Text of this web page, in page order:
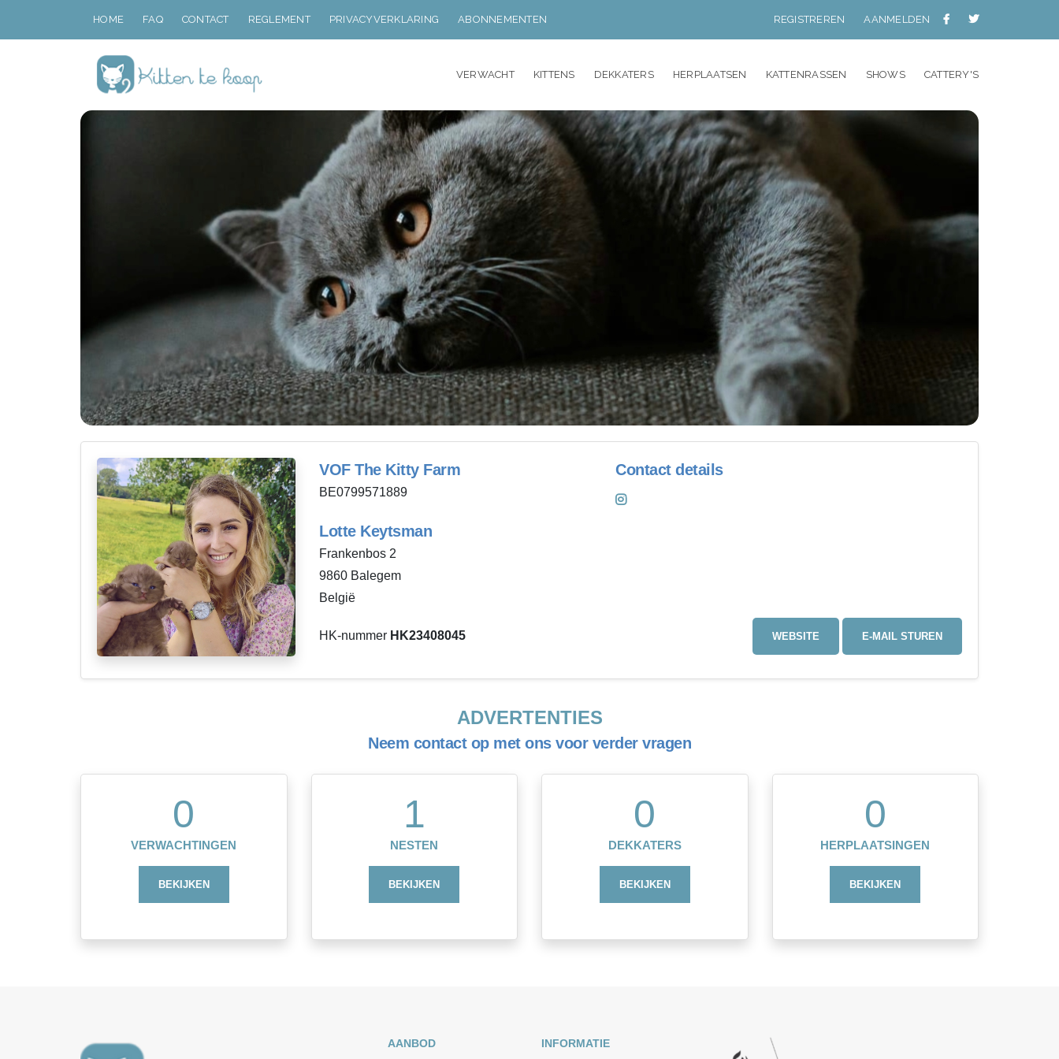
HOME FAQ CONTACT REGLEMENT PRIVACYVERKLARING ABONNEMENTEN REGISTREREN AANMELDEN
VERWACHT KITTENS DEKKATERS HERPLAATSEN KATTENRASSEN SHOWS CATTERY'S
VOF The Kitty Farm
BE0799571889
Lotte Keytsman
Frankenbos 2
9860 Balegem
België
HK-nummer HK23408045
Contact details
WEBSITE E-MAIL STUREN
ADVERTENTIES
Neem contact op met ons voor verder vragen
0
VERWACHTINGEN
BEKIJKEN
1
NESTEN
BEKIJKEN
0
DEKKATERS
BEKIJKEN
0
HERPLAATSINGEN
BEKIJKEN
AANBOD INFORMATIE